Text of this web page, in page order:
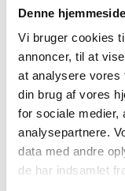
Denne
Vi bruger cookies
annoncer, til at
at analysere vores
din brug af vores
for sociale medier,
analysepartnere.
data med andre
de har indsamlet
PIET-15028
Piet Hein
Lysestager - 2
DKK
stk
DKK 1.400,00 inkl.